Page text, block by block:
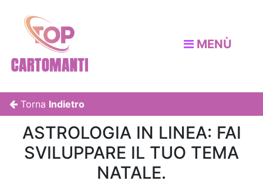
MENÙ
Torna Indietro
ASTROLOGIA IN LINEA: FAI
SVILUPPARE IL TUO TEMA
NATALE.